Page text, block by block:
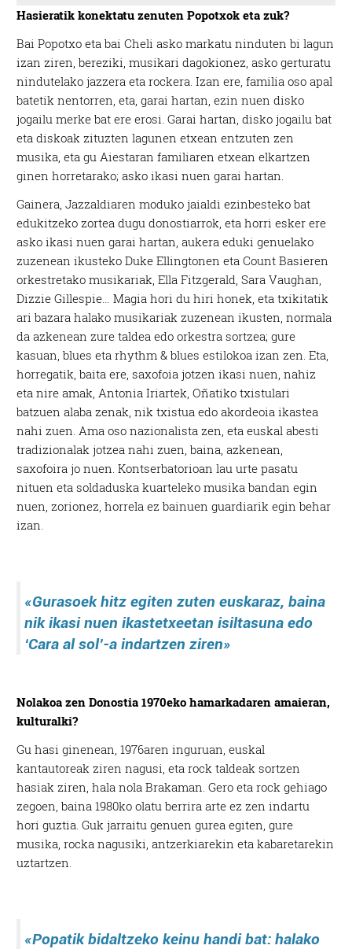
Hasieratik konektatu zenuten Popotxok eta zuk?
Bai Popotxo eta bai Cheli asko markatu ninduten bi lagun
izan ziren, bereziki, musikari dagokionez, asko gerturatu
nindutelako jazzera eta rockera. Izan ere, familia oso apal
batetik nentorren, eta, garai hartan, ezin nuen disko
jogailu merke bat ere erosi. Garai hartan, disko jogailu bat
eta diskoak zituzten lagunen etxean entzuten zen
musika, eta gu Aiestaran familiaren etxean elkartzen
ginen horretarako; asko ikasi nuen garai hartan.
Gainera, Jazzaldiaren moduko jaialdi ezinbesteko bat
edukitzeko zortea dugu donostiarrok, eta horri esker ere
asko ikasi nuen garai hartan, aukera eduki genuelako
zuzenean ikusteko Duke Ellingtonen eta Count Basieren
orkestretako musikariak, Ella Fitzgerald, Sara Vaughan,
Dizzie Gillespie… Magia hori du hiri honek, eta txikitatik
ari bazara halako musikariak zuzenean ikusten, normala
da azkenean zure taldea edo orkestra sortzea; gure
kasuan, blues eta rhythm & blues estilokoa izan zen. Eta,
horregatik, baita ere, saxofoia jotzen ikasi nuen, nahiz
eta nire amak, Antonia Iriartek, Oñatiko txistulari
batzuen alaba zenak, nik txistua edo akordeoia ikastea
nahi zuen. Ama oso nazionalista zen, eta euskal abesti
tradizionalak jotzea nahi zuen, baina, azkenean,
saxofoira jo nuen. Kontserbatorioan lau urte pasatu
nituen eta soldaduska kuarteleko musika bandan egin
nuen, zorionez, horrela ez bainuen guardiarik egin behar
izan.
«Gurasoek hitz egiten zuten euskaraz, baina
nik ikasi nuen ikastetxeetan isiltasuna edo
‘Cara al sol’-a indartzen ziren»
Nolakoa zen Donostia 1970eko hamarkadaren amaieran,
kulturalki?
Gu hasi ginenean, 1976aren inguruan, euskal
kantautoreak ziren nagusi, eta rock taldeak sortzen
hasiak ziren, hala nola Brakaman. Gero eta rock gehiago
zegoen, baina 1980ko olatu berrira arte ez zen indartu
hori guztia. Guk jarraitu genuen gurea egiten, gure
musika, rocka nagusiki, antzerkiarekin eta kabaretarekin
uztartzen.
«Popatik bidaltzeko keinu handi bat: halako